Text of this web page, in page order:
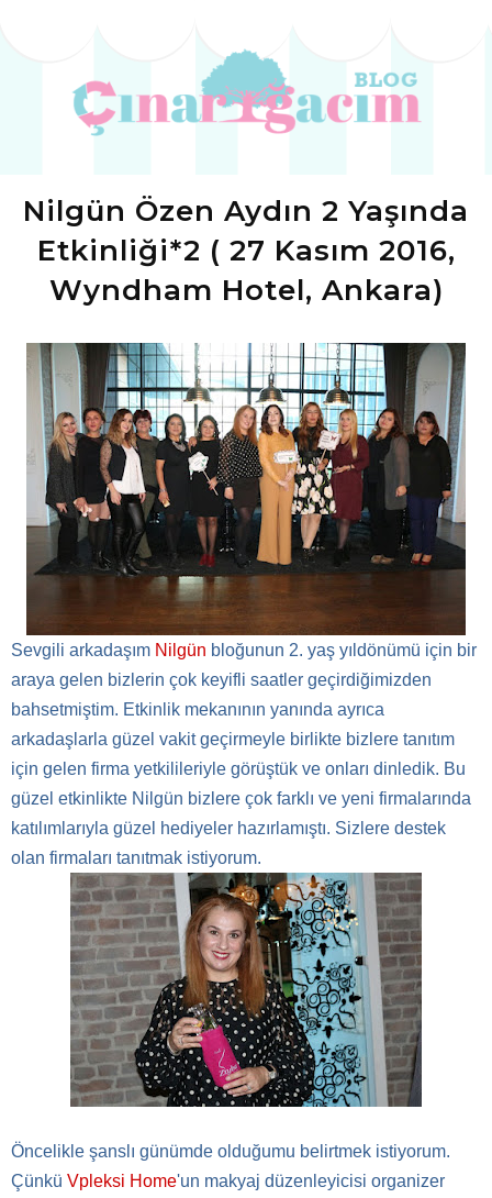
Nilgün Özen Aydın 2 Yaşında
Etkinliği*2 ( 27 Kasım 2016,
Wyndham Hotel, Ankara)
Sevgili arkadaşım Nilgün bloğunun 2. yaş yıldönümü için bir
araya gelen bizlerin çok keyifli saatler geçirdiğimizden
bahsetmiştim. Etkinlik mekanının yanında ayrıca
arkadaşlarla güzel vakit geçirmeyle birlikte bizlere tanıtım
için gelen firma yetkilileriyle görüştük ve onları dinledik. Bu
güzel etkinlikte Nilgün bizlere çok farklı ve yeni firmalarında
katılımlarıyla güzel hediyeler hazırlamıştı. Sizlere destek
olan firmaları tanıtmak istiyorum.
Öncelikle şanslı günümde olduğumu belirtmek istiyorum.
Çünkü Vpleksi Home'un makyaj düzenleyicisi organizer